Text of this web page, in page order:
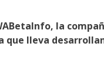
la
lleva